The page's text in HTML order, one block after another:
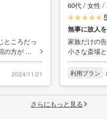
ところだっ
の方が ...
2024/11/21
60代 / 女性 /
無事に故人
家族だけの
小さな斎場
利用プラン
さらにもっと見る